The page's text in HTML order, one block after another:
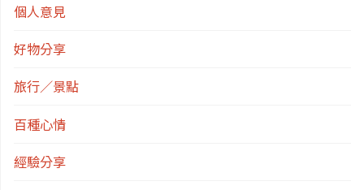
個人意見
好物分享
旅行／景點
百種心情
經驗分享